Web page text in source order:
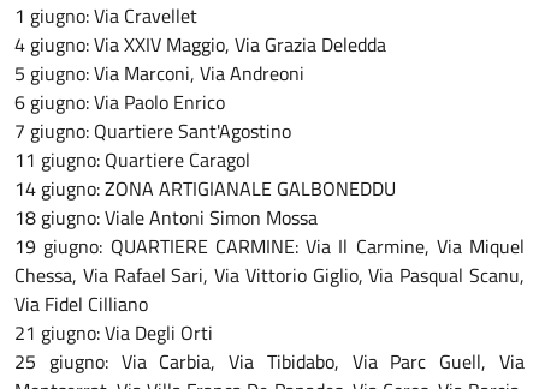
1 giugno: Via Cravellet
4 giugno: Via XXIV Maggio, Via Grazia Deledda
5 giugno: Via Marconi, Via Andreoni
6 giugno: Via Paolo Enrico
7 giugno: Quartiere Sant'Agostino
11 giugno: Quartiere Caragol
14 giugno: ZONA ARTIGIANALE GALBONEDDU
18 giugno: Viale Antoni Simon Mossa
19 giugno: QUARTIERE CARMINE: Via Il Carmine, Via Miquel
Chessa, Via Rafael Sari, Via Vittorio Giglio, Via Pasqual Scanu,
Via Fidel Cilliano
21 giugno: Via Degli Orti
25 giugno: Via Carbia, Via Tibidabo, Via Parc Guell, Via